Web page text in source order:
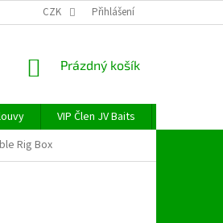
CZK Přihlášení
NÁKUPNÍ
Prázdný košík
VIP Člen JV Baits
Rig Box